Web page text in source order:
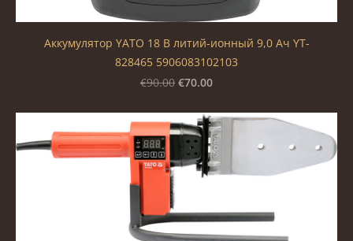
Аккумулятор YATO 18 В литий-ионный 9,0 Ач YT-
828465 5906083102103
€90.00 €70.00